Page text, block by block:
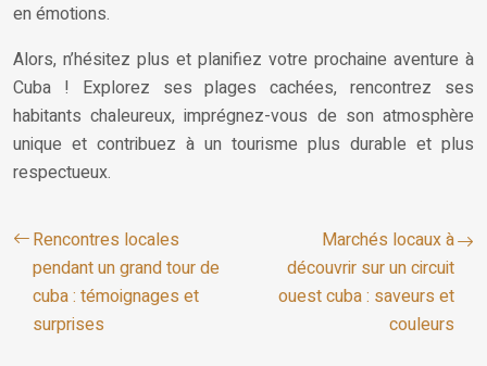
en émotions.
Alors, n’hésitez plus et planifiez votre prochaine aventure à
Cuba ! Explorez ses plages cachées, rencontrez ses
habitants chaleureux, imprégnez-vous de son atmosphère
unique et contribuez à un tourisme plus durable et plus
respectueux.
Rencontres locales
pendant un grand tour de
cuba : témoignages et
surprises
Marchés locaux à
découvrir sur un circuit
ouest cuba : saveurs et
couleurs